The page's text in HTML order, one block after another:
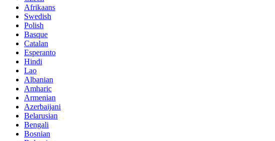
Afrikaans
Swedish
Polish
Basque
Catalan
Esperanto
Hindi
Lao
Albanian
Amharic
Armenian
Azerbaijani
Belarusian
Bengali
Bosnian